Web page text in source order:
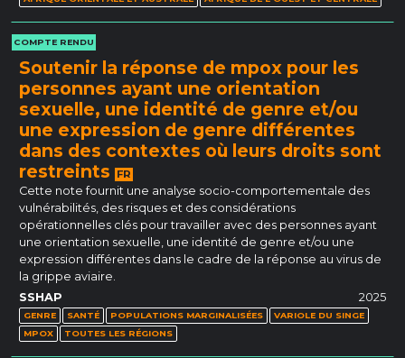
COMPTE RENDU
Soutenir la réponse de mpox pour les
personnes ayant une orientation
sexuelle, une identité de genre et/ou
une expression de genre différentes
dans des contextes où leurs droits sont
restreints
FR
Cette note fournit une analyse socio-comportementale des
vulnérabilités, des risques et des considérations
opérationnelles clés pour travailler avec des personnes ayant
une orientation sexuelle, une identité de genre et/ou une
expression différentes dans le cadre de la réponse au virus de
la grippe aviaire.
SSHAP
2025
GENRE SANTÉ POPULATIONS MARGINALISÉES
VARIOLE DU SINGE
MPOX
TOUTES LES RÉGIONS